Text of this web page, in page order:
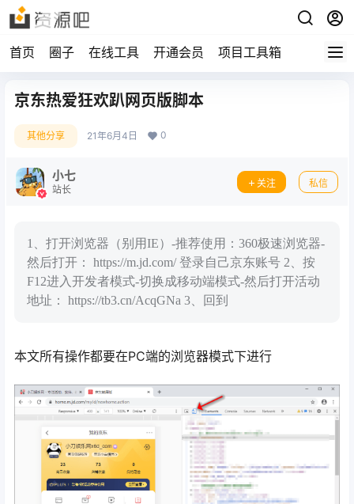
首页 圈子 在线工具 开通会员 项目工具箱
京东热爱狂欢趴网页版脚本
其他分享 21年6月4日 0
小七
站长
关注 私信
1、打开浏览器（别用IE）-推荐使用：360极速浏览器-
然后打开： https://m.jd.com/ 登录自己京东账号 2、按
F12进入开发者模式-切换成移动端模式-然后打开活动
地址： https://tb3.cn/AcqGNa 3、回到
本文所有操作都要在PC端的浏览器模式下进行